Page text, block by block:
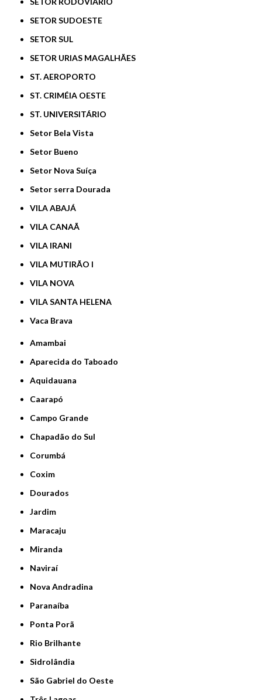
SETOR SUDOESTE
SETOR SUL
SETOR URIAS MAGALHÃES
ST. AEROPORTO
ST. CRIMÉIA OESTE
ST. UNIVERSITÁRIO
Setor Bela Vista
Setor Bueno
Setor Nova Suíça
Setor serra Dourada
VILA ABAJÁ
VILA CANAÃ
VILA IRANI
VILA MUTIRÃO I
VILA NOVA
VILA SANTA HELENA
Vaca Brava
Amambai
Aparecida do Taboado
Aquidauana
Caarapó
Campo Grande
Chapadão do Sul
Corumbá
Coxim
Dourados
Jardim
Maracaju
Miranda
Naviraí
Nova Andradina
Paranaíba
Ponta Porã
Rio Brilhante
Sidrolândia
São Gabriel do Oeste